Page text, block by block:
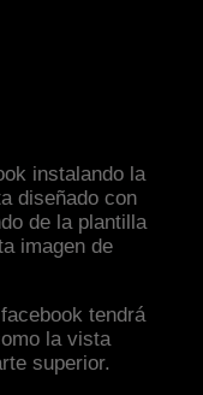
instalando la
diseñado con
de la plantilla
imagen de
tendrá
la vista
superior.